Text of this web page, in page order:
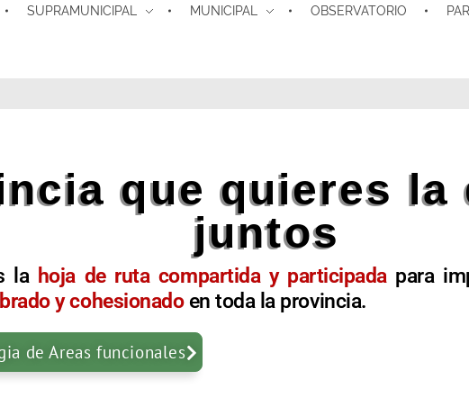
SUPRAMUNICIPAL MUNICIPAL OBSERVATORIO
que quieres la
juntos
la hoja de ruta compartida y participadapara
y cohesionadoen toda la provincia.
de Areas funcionales